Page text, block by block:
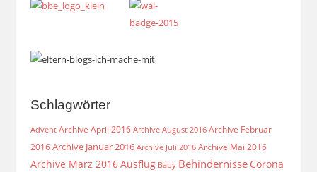
Schlagwörter
Advent Archive April 2016 Archive August 2016 Archive Februar
2016 Archive Januar 2016 Archive Juli 2016 Archive Mai 2016
Archive März 2016Ausflug Baby Behindernisse Corona